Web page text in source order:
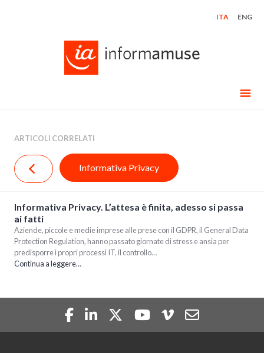
ITA ENG
ARTICOLI CORRELATI
Informativa Privacy
Informativa Privacy. L’attesa è finita, adesso si passa
ai fatti
Aziende, piccole e medie imprese alle prese con il GDPR, il General Data
Protection Regulation, hanno passato giornate di stress e ansia per
predisporre i propri processi IT, il controllo…
Continua a leggere…